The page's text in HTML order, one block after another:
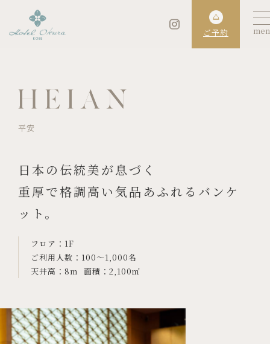
ご予約
平安
日本の伝統美が息づく
重厚で格調高い気品あふれるバンケ
ット。
フロア： 1F
ご利用人数： 100〜1,000名
天井高： 8m 面積： 2,100㎡